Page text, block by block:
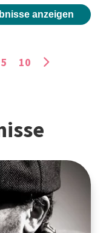
anzeigen
5 10